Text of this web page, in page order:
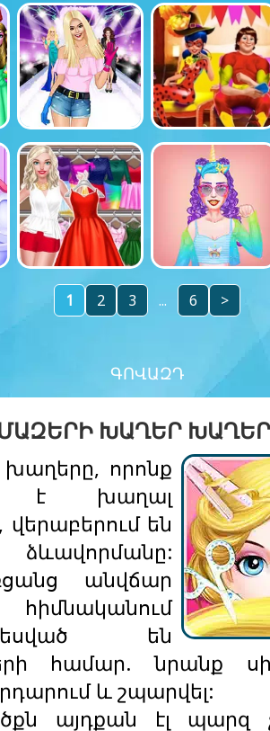
1 2 3 ... 6 >
ԳՈՎԱԶԴ
ԽԱՂԵՐ ԽԱՂԵՐ
որոնք
է խաղալ
են
ձևավորմանը:
անվճար
հիմնականում
են
համար. նրանք
և շպարվել:
այդքան էլ պարզ